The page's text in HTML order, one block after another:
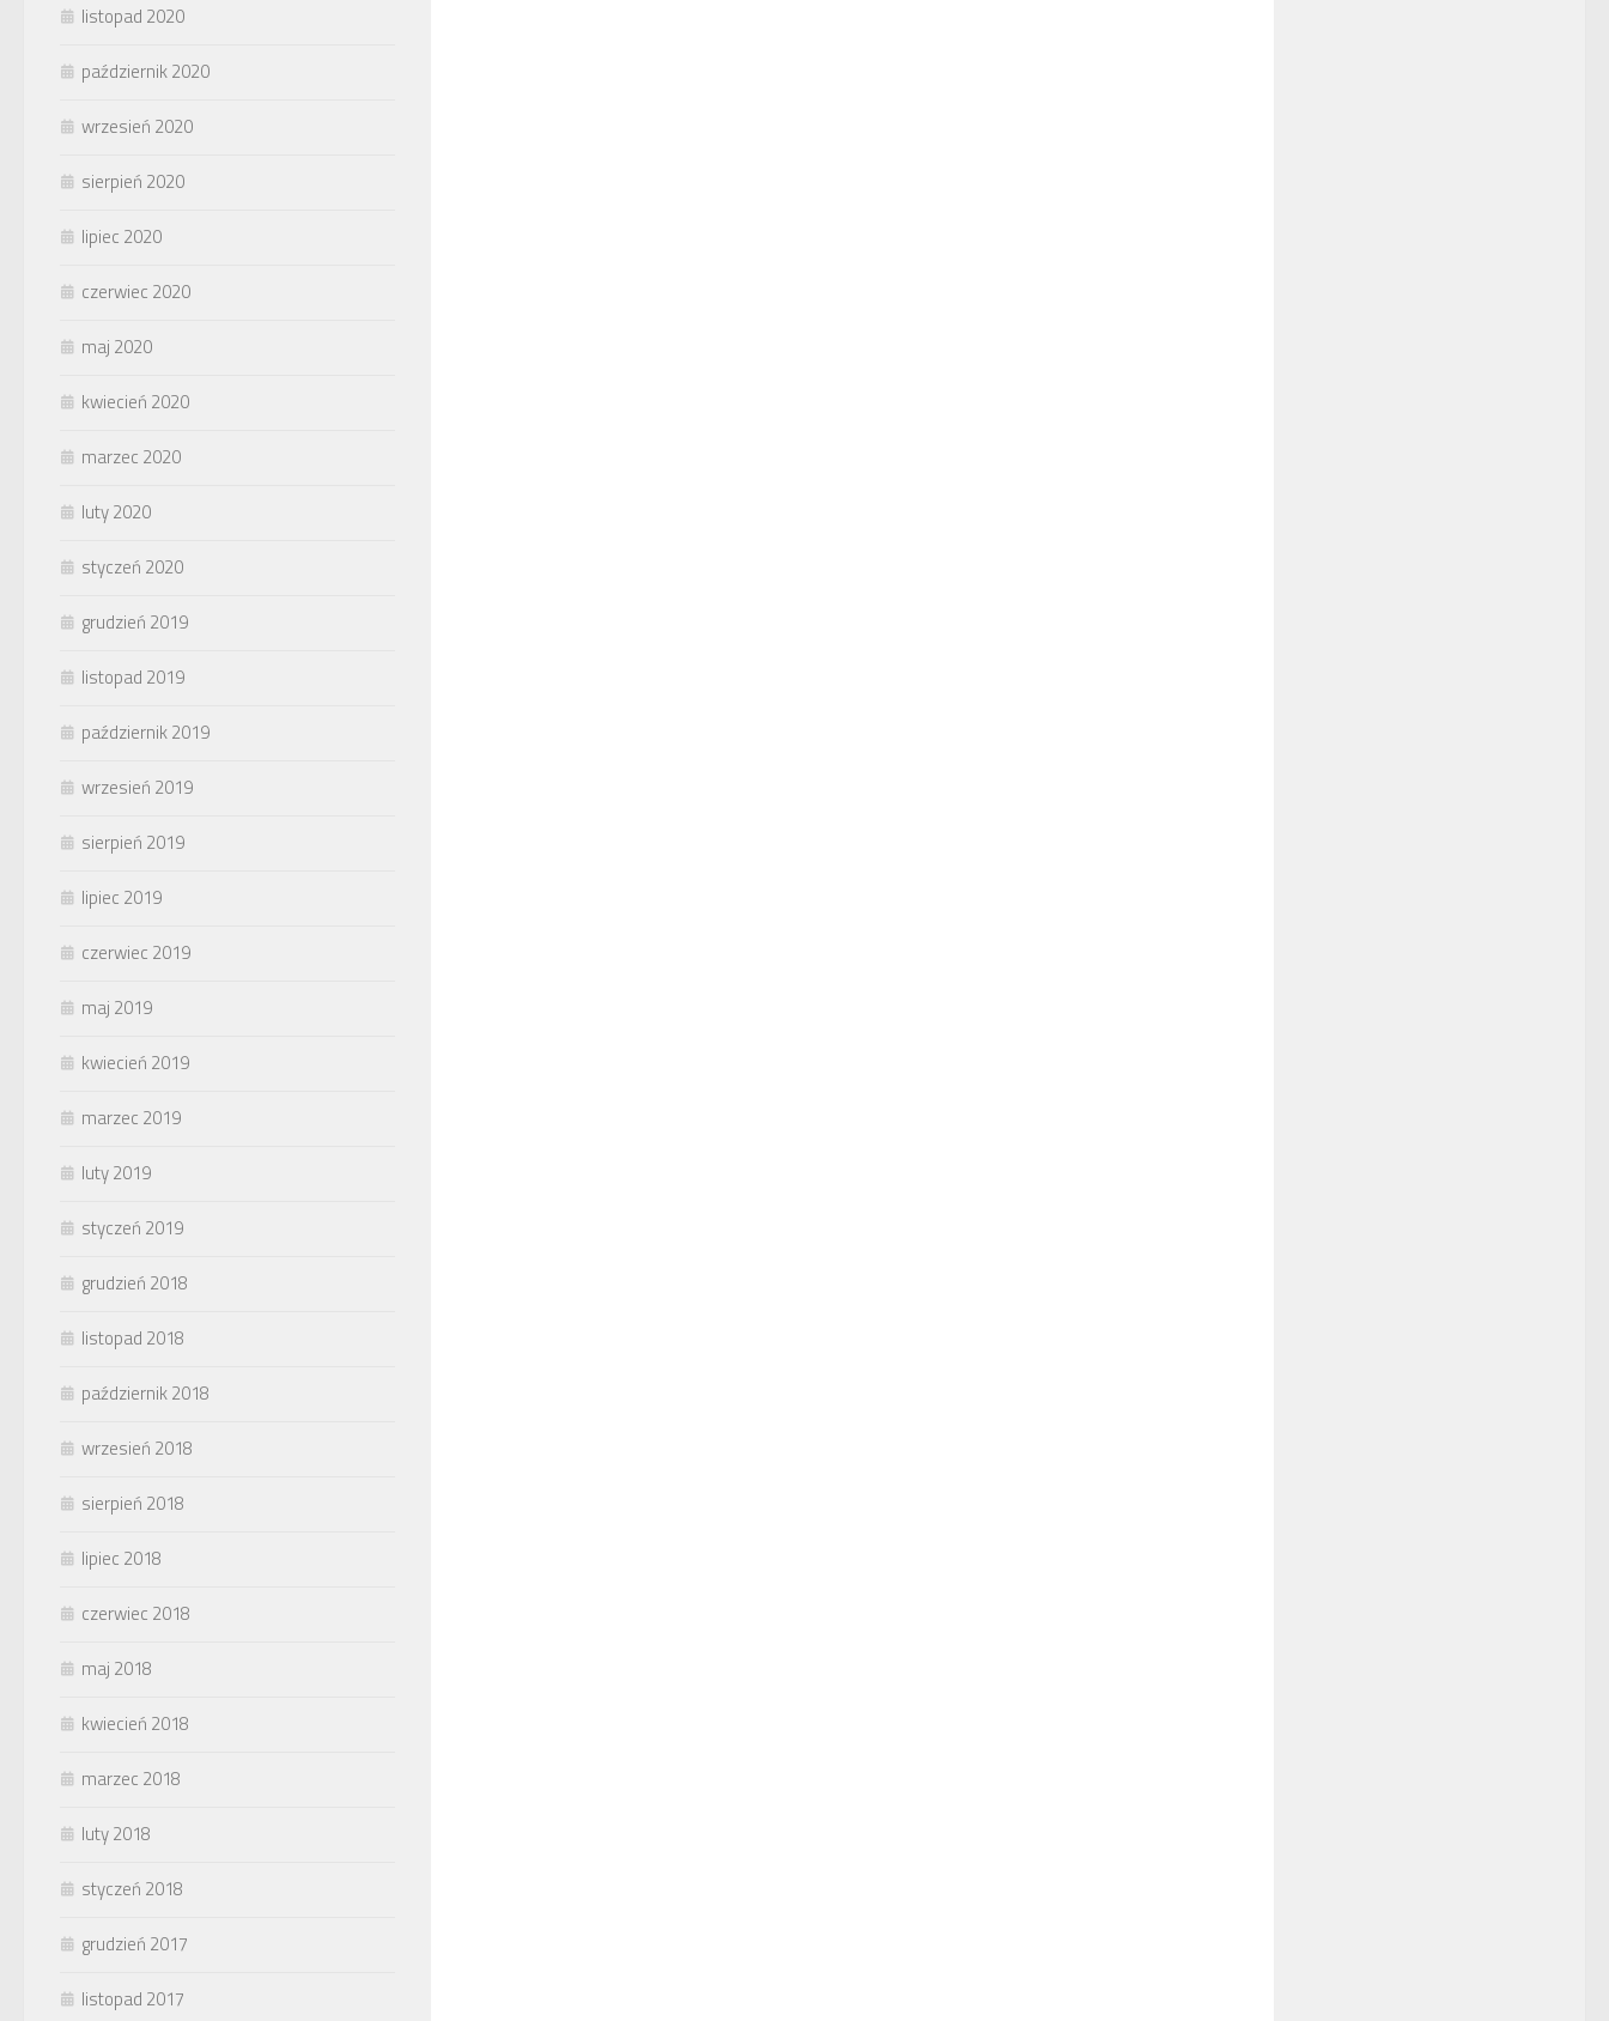
listopad 2020
październik 2020
wrzesień 2020
sierpień 2020
lipiec 2020
czerwiec 2020
maj 2020
kwiecień 2020
marzec 2020
luty 2020
styczeń 2020
grudzień 2019
listopad 2019
październik 2019
wrzesień 2019
sierpień 2019
lipiec 2019
czerwiec 2019
maj 2019
kwiecień 2019
marzec 2019
luty 2019
styczeń 2019
grudzień 2018
listopad 2018
październik 2018
wrzesień 2018
sierpień 2018
lipiec 2018
czerwiec 2018
maj 2018
kwiecień 2018
marzec 2018
luty 2018
styczeń 2018
grudzień 2017
listopad 2017